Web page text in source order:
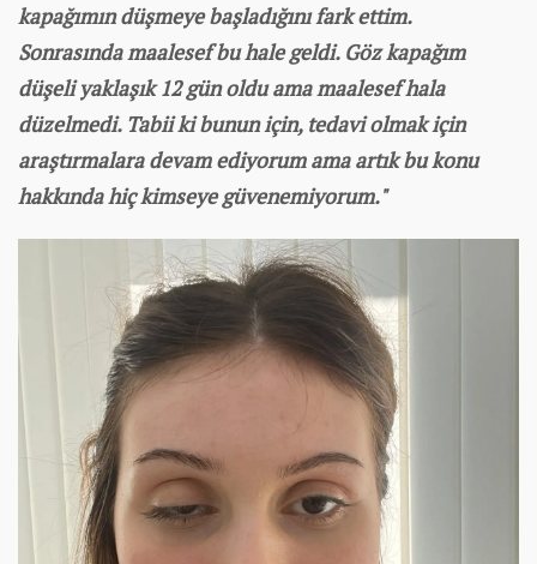
kapağımın düşmeye başladığını fark ettim.
Sonrasında maalesef bu hale geldi. Göz kapağım
düşeli yaklaşık 12 gün oldu ama maalesef hala
düzelmedi. Tabii ki bunun için, tedavi olmak için
araştırmalara devam ediyorum ama artık bu konu
hakkında hiç kimseye güvenemiyorum."